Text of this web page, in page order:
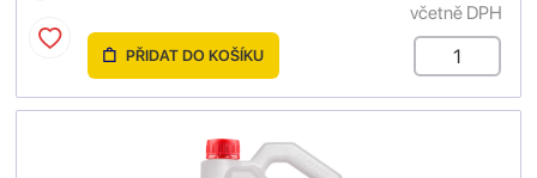
včetně DPH
PŘIDAT DO KOŠÍKU